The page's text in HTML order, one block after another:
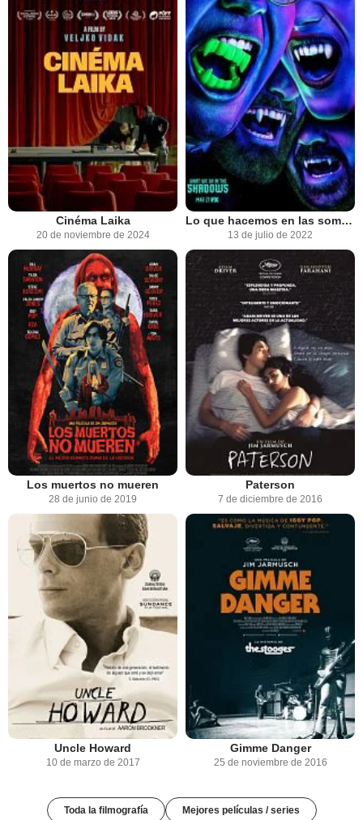
Cinéma Laika
20 de noviembre de 2024
Lo que hacemos en las sombras
13 de julio de 2022
Los muertos no mueren
28 de junio de 2019
Paterson
7 de diciembre de 2016
Uncle Howard
10 de marzo de 2017
Gimme Danger
25 de noviembre de 2016
Toda la filmografía Mejores películas / series